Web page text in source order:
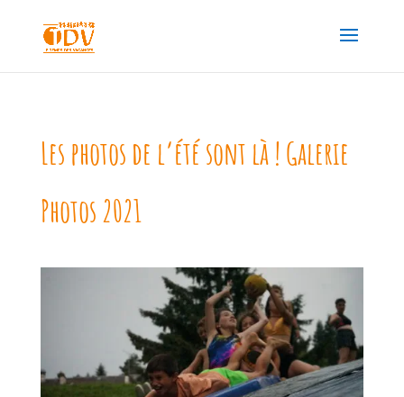
Les photos de l’été sont là ! Galerie
Photos 2021